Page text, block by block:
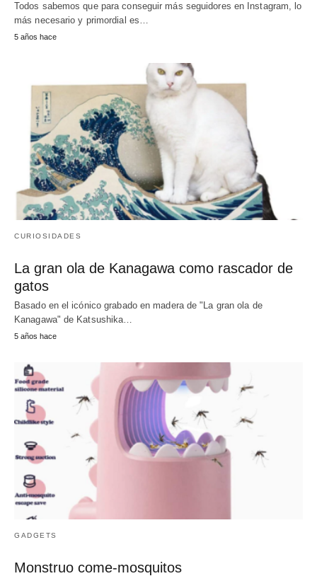
Todos sabemos que para conseguir más seguidores en Instagram, lo
más necesario y primordial es…
5 años hace
CURIOSIDADES
La gran ola de Kanagawa como rascador de
gatos
Basado en el icónico grabado en madera de "La gran ola de
Kanagawa" de Katsushika…
5 años hace
GADGETS
Monstruo come-mosquitos